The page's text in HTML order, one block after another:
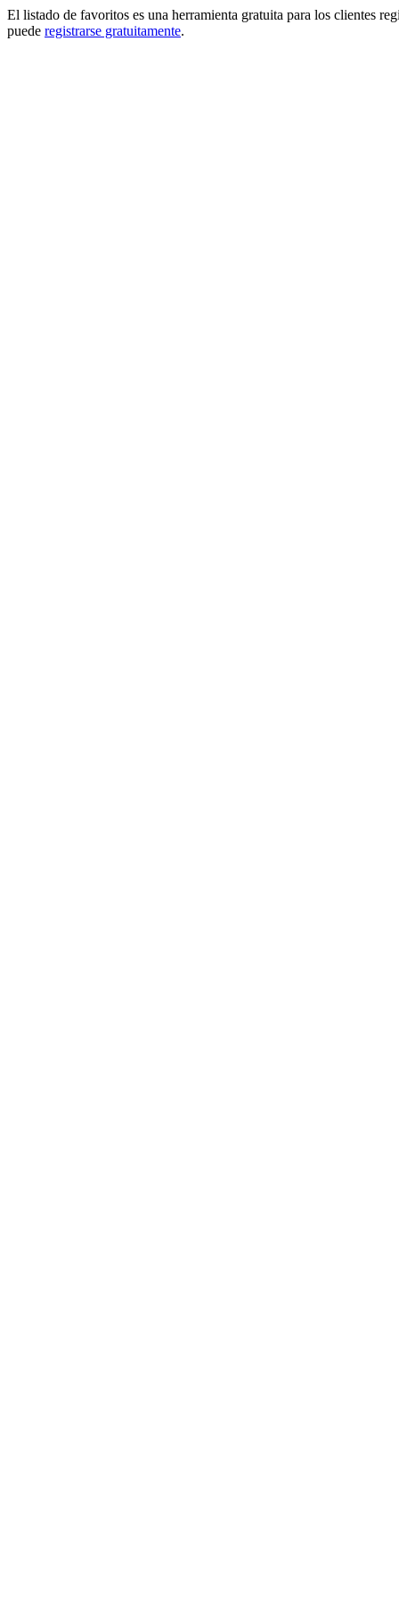
El listado de favoritos es una herramienta gratuita para los clientes
puede registrarse gratuitamente.